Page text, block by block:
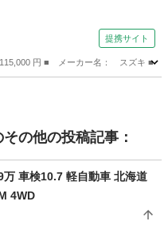
レベライザー 社外ＡＷ
提携サイト
円 ■ メーカー名： スズキ ■
その他の投稿記事：
車検10.7 軽自動車 北海道
札幌H23 ekワゴン M 4WD